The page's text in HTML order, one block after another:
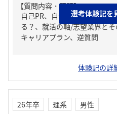
【質問内容・課題】
自己PR、自分の強み/弱み、
る？、就活の軸/志望業界と
キャリアプラン、逆質問
選考体験記を
体験記の詳
26年卒 理系
男性